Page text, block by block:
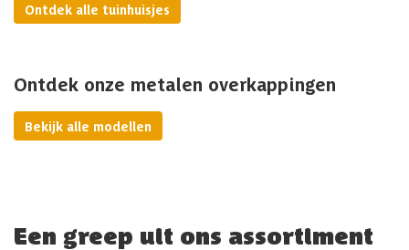
Ontdek alle tuinhuisjes
Ontdek onze metalen overkappingen
Bekijk alle modellen
Een greep uit ons assortiment